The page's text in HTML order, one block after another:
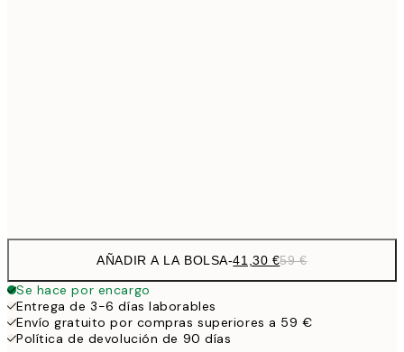
AÑADIR A LA BOLSA-41,30 €59 €
Se hace por encargo
Entrega de 3-6 días laborables
Envío gratuito por compras superiores a 59 €
Política de devolución de 90 días